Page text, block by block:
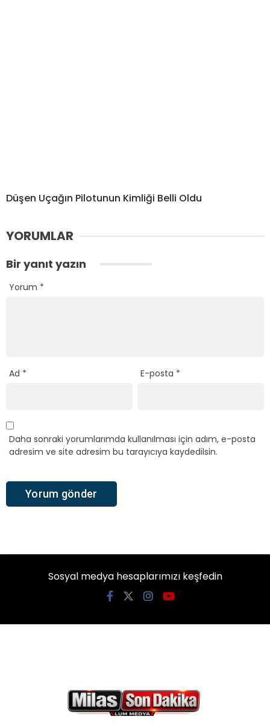
Düşen Uçağın Pilotunun Kimliği Belli Oldu
YORUMLAR
Bir yanıt yazın
Yorum *
Ad * E-posta *
Daha sonraki yorumlarımda kullanılması için adım, e-posta
adresim ve site adresim bu tarayıcıya kaydedilsin.
Sosyal medya hesaplarımızı keşfedin